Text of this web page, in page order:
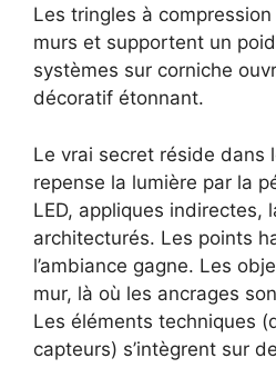
Les tringles à
murs et supportent un
systèmes sur corniche
décoratif étonnant.
Le vrai secret réside dans
repense la lumière par la
LED, appliques indirectes,
architecturés. Les points
l’ambiance gagne. Les
mur, là où les ancrages
Les éléments techniques
capteurs) s’intègrent sur